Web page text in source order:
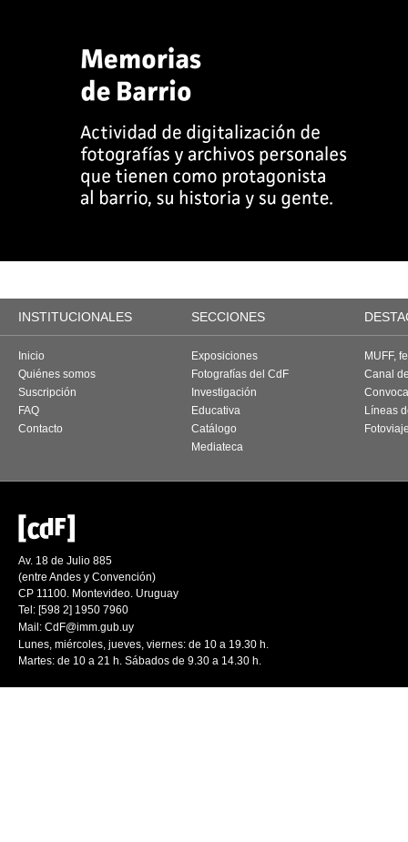
INSTITUCIONALES SECCIONES
Inicio
Quiénes somos
Suscripción
FAQ
Contacto
Exposiciones
Fotografías del CdF
Investigación
Educativa
Catálogo
Mediateca
MUFF,
Canal
Líneas
Av. 18 de Julio 885
(entre Andes y Convención)
CP 11100. Montevideo. Uruguay
Tel: [598 2] 1950 7960
Mail: CdF@imm.gub.uy
Lunes, miércoles, jueves, viernes: de 10 a 19.30 h.
Martes: de 10 a 21 h. Sábados de 9.30 a 14.30 h.